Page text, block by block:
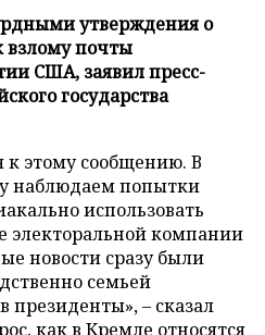
утверждения о
взлому почты
США, заявил пресс-
государства
к этому сообщению. В
наблюдаем попытки
использовать
электоральной компании
новости сразу были
семьей
президенты», – сказал
как в Кремле относятся